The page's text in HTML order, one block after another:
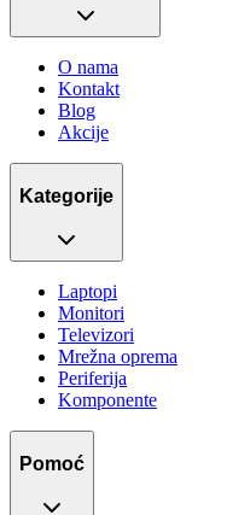
O nama
Kontakt
Blog
Akcije
Kategorije
Laptopi
Monitori
Televizori
Mrežna oprema
Periferija
Komponente
Pomoć